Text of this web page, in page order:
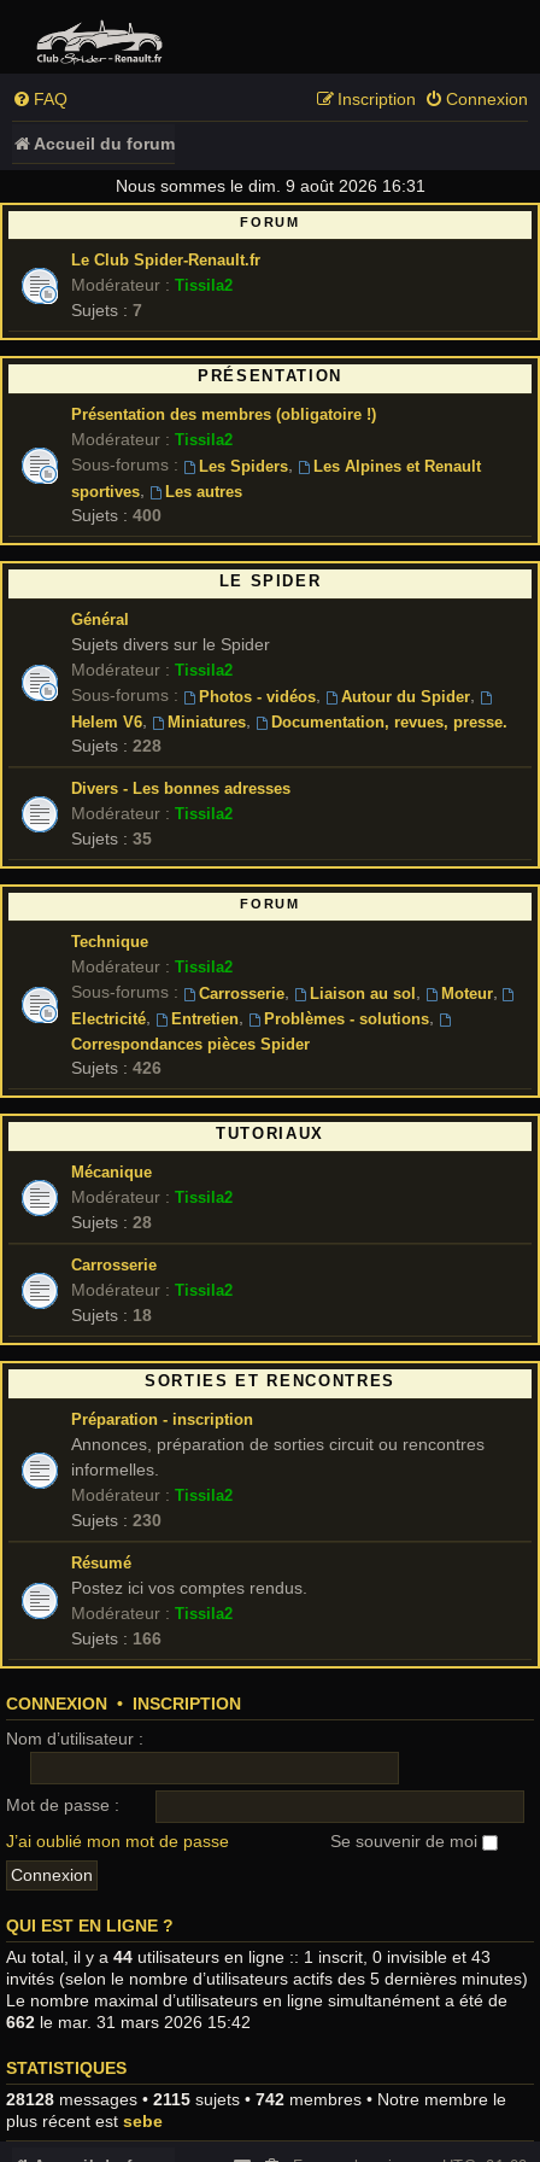
FAQ Connexion
Inscription
Accueil du forum
Nous sommes le dim. 9 août 2026 16:31
FORUM
Le Club Spider-Renault.fr
Modérateur : Tissila2
Sujets : 7
PRÉSENTATION
Présentation des membres (obligatoire !)
Modérateur : Tissila2
Sous-forums : Les Spiders,
Les Alpines et Renault
sportives
Les autres
Sujets : 400
LE SPIDER
Général
Sujets divers sur le Spider
Modérateur : Tissila2
Sous-forums : Photos - vidéos, Autour du Spider,
Helem V6 Miniatures, Documentation, revues, presse.
Sujets : 228
Divers - Les bonnes adresses
Modérateur : Tissila2
Sujets : 35
FORUM
Technique
Modérateur : Tissila2
Sous-forums : Carrosserie, Liaison au sol Moteur,
Electricité Entretien, Problèmes - solutions,
Correspondances pièces Spider
Sujets : 426
TUTORIAUX
Mécanique
Modérateur : Tissila2
Sujets : 28
Carrosserie
Modérateur : Tissila2
Sujets : 18
SORTIES ET RENCONTRES
Préparation - inscription
Annonces, préparation de sorties circuit ou rencontres
informelles.
Modérateur : Tissila2
Sujets : 230
Résumé
Postez ici vos comptes rendus.
Modérateur : Tissila2
Sujets : 166
CONNEXION • INSCRIPTION
Nom d’utilisateur :
Mot de passe :
J’ai oublié mon mot de passe
Se souvenir de moi
QUI EST EN LIGNE ?
Au total, il y a 44 utilisateurs en ligne :: 1 inscrit, 0 invisible et 43
invités (selon le nombre d’utilisateurs actifs des 5 dernières minutes)
Le nombre maximal d’utilisateurs en ligne simultanément a été de
662 le mar. 31 mars 2026 15:42
STATISTIQUES
28128 messages • 2115 sujets • 742 membres • Notre membre le
plus récent est sebe